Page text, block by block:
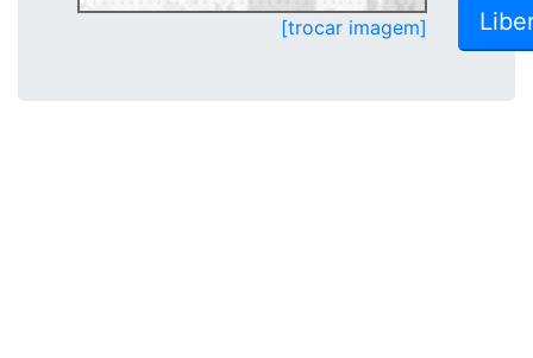
[trocar imagem]